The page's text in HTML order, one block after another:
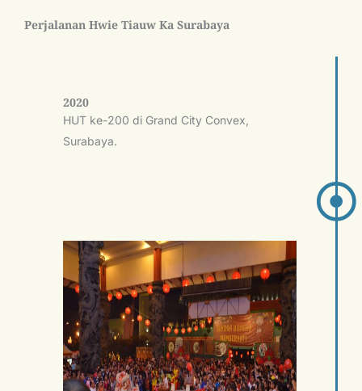
Perjalanan Hwie Tiauw Ka Surabaya
2020
HUT ke-200 di Grand City Convex,
Surabaya.